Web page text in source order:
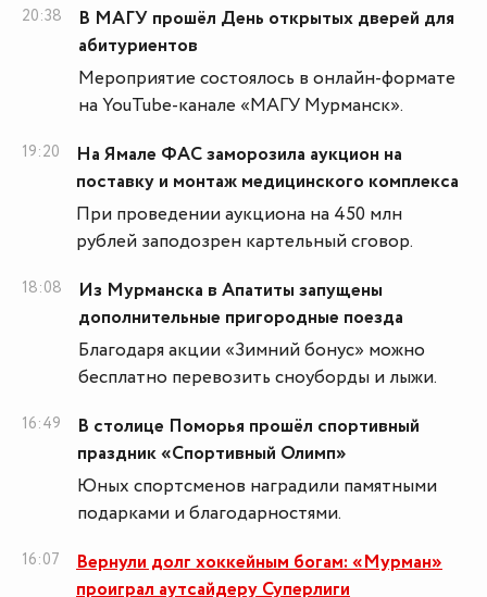
20:38
В МАГУ прошёл День открытых дверей для
абитуриентов
Мероприятие состоялось в онлайн-формате
на YouTube-канале «МАГУ Мурманск».
19:20
На Ямале ФАС заморозила аукцион на
поставку и монтаж медицинского комплекса
При проведении аукциона на 450 млн
рублей заподозрен картельный сговор.
18:08
Из Мурманска в Апатиты запущены
дополнительные пригородные поезда
Благодаря акции «Зимний бонус» можно
бесплатно перевозить сноуборды и лыжи.
16:49
В столице Поморья прошёл спортивный
праздник «Спортивный Олимп»
Юных спортсменов наградили памятными
подарками и благодарностями.
16:07
Вернули долг хоккейным богам: «Мурман»
проиграл аутсайдеру Суперлиги